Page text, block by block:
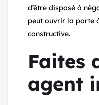
d’être disposé à
peut ouvrir la porte
constructive.
Faites
agent